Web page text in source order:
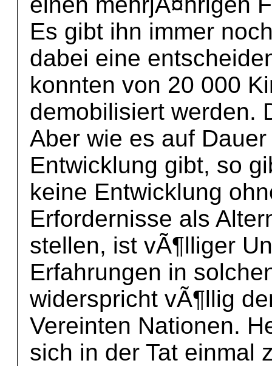
Es gibt ihn immer
dabei eine
konnten von 20 000
demobilisiert werden.
Aber wie es auf
Entwicklung gibt, so
keine Entwicklung
Erfordernisse als
stellen, ist vÃ¶lliger
Erfahrungen in
widerspricht vÃ¶llig
Vereinten Nationen.
sich in der Tat